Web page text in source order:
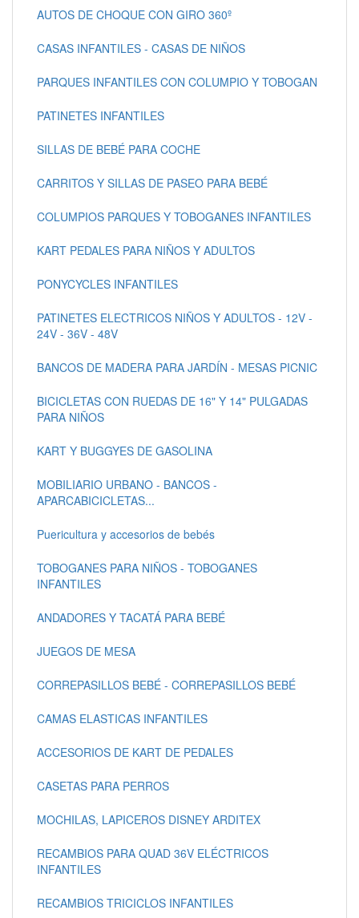
AUTOS DE CHOQUE CON GIRO 360º
CASAS INFANTILES - CASAS DE NIÑOS
PARQUES INFANTILES CON COLUMPIO Y TOBOGAN
PATINETES INFANTILES
SILLAS DE BEBÉ PARA COCHE
CARRITOS Y SILLAS DE PASEO PARA BEBÉ
COLUMPIOS PARQUES Y TOBOGANES INFANTILES
KART PEDALES PARA NIÑOS Y ADULTOS
PONYCYCLES INFANTILES
PATINETES ELECTRICOS NIÑOS Y ADULTOS - 12V -
24V - 36V - 48V
BANCOS DE MADERA PARA JARDÍN - MESAS PICNIC
BICICLETAS CON RUEDAS DE 16" Y 14" PULGADAS
PARA NIÑOS
KART Y BUGGYES DE GASOLINA
MOBILIARIO URBANO - BANCOS -
APARCABICICLETAS...
Puericultura y accesorios de bebés
TOBOGANES PARA NIÑOS - TOBOGANES
INFANTILES
ANDADORES Y TACATÁ PARA BEBÉ
JUEGOS DE MESA
CORREPASILLOS BEBÉ - CORREPASILLOS BEBÉ
CAMAS ELASTICAS INFANTILES
ACCESORIOS DE KART DE PEDALES
CASETAS PARA PERROS
MOCHILAS, LAPICEROS DISNEY ARDITEX
RECAMBIOS PARA QUAD 36V ELÉCTRICOS
INFANTILES
RECAMBIOS TRICICLOS INFANTILES